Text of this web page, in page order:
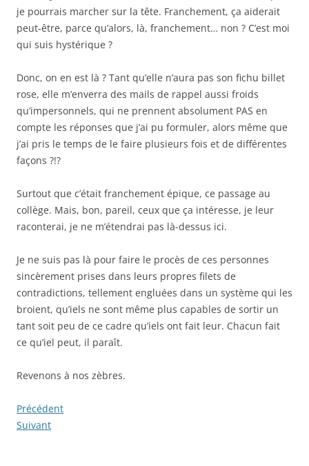
je pourrais marcher sur la tête. Franchement, ça aiderait
peut-être, parce qu’alors, là, franchement… non ? C’est moi
qui suis hystérique ?
Donc, on en est là ? Tant qu’elle n’aura pas son fichu billet
rose, elle m’enverra des mails de rappel aussi froids
qu’impersonnels, qui ne prennent absolument PAS en
compte les réponses que j’ai pu formuler, alors même que
j’ai pris le temps de le faire plusieurs fois et de différentes
façons ?!?
Surtout que c’était franchement épique, ce passage au
collège. Mais, bon, pareil, ceux que ça intéresse, je leur
raconterai, je ne m’étendrai pas là-dessus ici.
Je ne suis pas là pour faire le procès de ces personnes
sincèrement prises dans leurs propres filets de
contradictions, tellement engluées dans un système qui les
broient, qu’iels ne sont même plus capables de sortir un
tant soit peu de ce cadre qu’iels ont fait leur. Chacun fait
ce qu’iel peut, il paraît.
Revenons à nos zèbres.
Précédent
Suivant